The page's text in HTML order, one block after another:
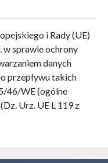
i Rady (UE)
w sprawie ochrony
danych
przepływu takich
46/WE (ogólne
Urz. UE L 119 z